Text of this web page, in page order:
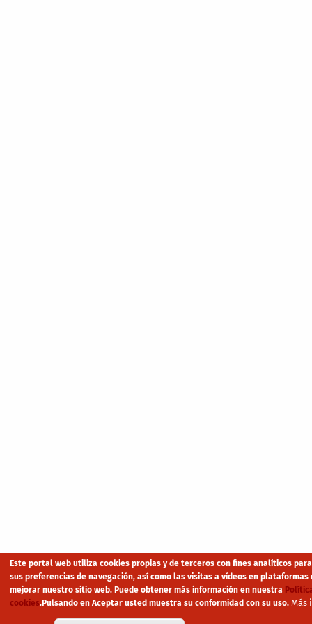
Este portal web utiliza cookies propias y de terceros con fines analíticos
sus preferencias de navegación, así como las visitas a vídeos en plataformas
mejorar nuestro sitio web. Puede obtener más información en nuestra
cookies.Pulsando en Aceptar usted muestra su conformidad con su uso. Más